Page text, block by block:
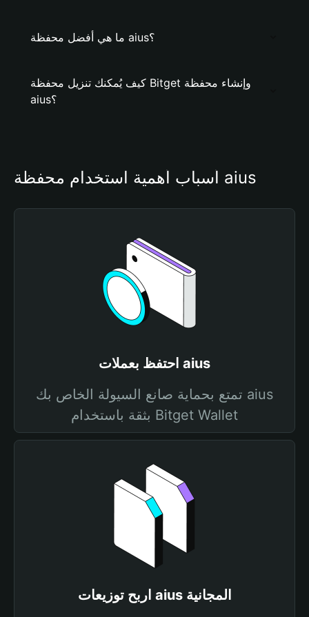
ما هي أفضل محفظة aius؟
كيف يُمكنك تنزيل محفظة Bitget وإنشاء محفظة
aius؟
أسباب أهمية استخدام محفظة aius
احتفظ بعملات aius
تمتع بحماية صانع السيولة الخاص بك aius
بثقة باستخدام Bitget Wallet
اربح توزيعات aius المجانية